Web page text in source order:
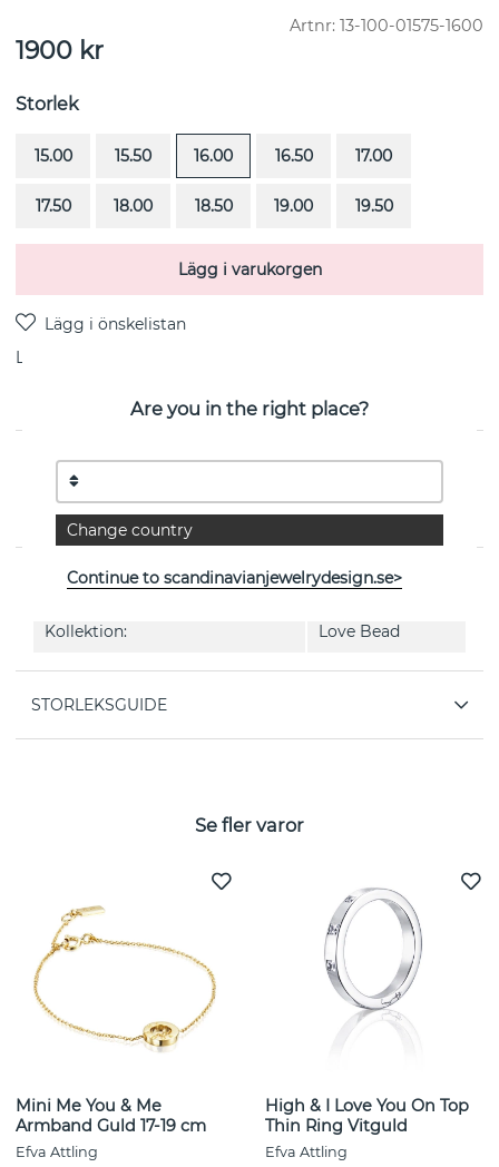
Artnr: 13-100-01575-1600
1900 kr
Storlek
15.00 15.50 16.00 16.50 17.00
17.50 18.00 18.50 19.00 19.50
Lägg i varukorgen
Leverans:
PRODUKTBESKRIVNING
Love Bead Silver-Topaz är en ring i sterlingsilver från
svenska Efva Attling
EGENSKAPER
Kollektion: Love Bead
STORLEKSGUIDE
Se fler varor
Mini Me You & Me
Armband Guld 17-19 cm
Efva Attling
High & I Love You On Top
Thin Ring Vitguld
Efva Attling
Are you in the right place?
Change country
Continue to scandinavianjewelrydesign.se>